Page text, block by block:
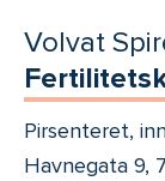
Volvat
Pirsenteret,
Havnegata 9,